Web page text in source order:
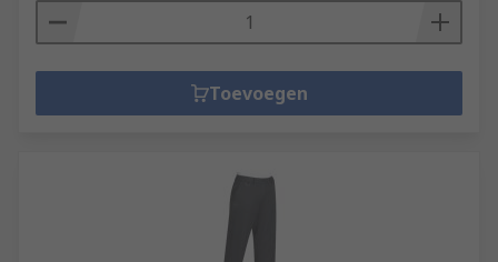
Toevoegen